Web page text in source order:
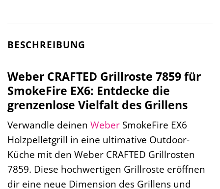
BESCHREIBUNG
Weber CRAFTED Grillroste 7859 für
SmokeFire EX6: Entdecke die
grenzenlose Vielfalt des Grillens
Verwandle deinen Weber SmokeFire EX6
Holzpelletgrill in eine ultimative Outdoor-
Küche mit den Weber CRAFTED Grillrosten
7859. Diese hochwertigen Grillroste eröffnen
dir eine neue Dimension des Grillens und